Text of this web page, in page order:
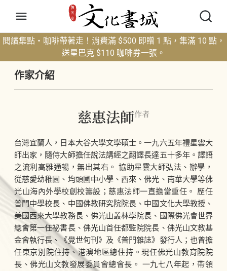
閱讀集點・咖啡帶著走！消費滿 $500 即贈 1 點，集滿 10 點，
送星巴克 $110 咖啡券一張。
作家介紹
慈惠法師作者
台灣宜蘭人，日本大谷大學文學碩士。一九六五年禮星雲大
師出家，隨侍大師擔任說法講經之翻譯長達五十多年。譯語
之流利高雅通暢，無出其右。 協助星雲大師弘法、辦學，
從慈愛幼稚園、均頭國中小學、西來、佛光、南華大學等佛
光山海內外學校創校籌設；慈惠法師一直擔當重任。 歷任
普門中學校長、中國佛教研究院院長、中國文化大學教授、
美國西來大學教務長、佛光山叢林學院長、國際佛光會世界
總會第一任祕書長、佛光山首任都監院院長、佛光山文教基
金會執行長、《覺世旬刊》及《普門雜誌》發行人；也曾擔
任東京別院住持、港澳地區總住持。現任佛光山教育院院
長、佛光山文教發展委員會總會長。 一九七八年起，帶領